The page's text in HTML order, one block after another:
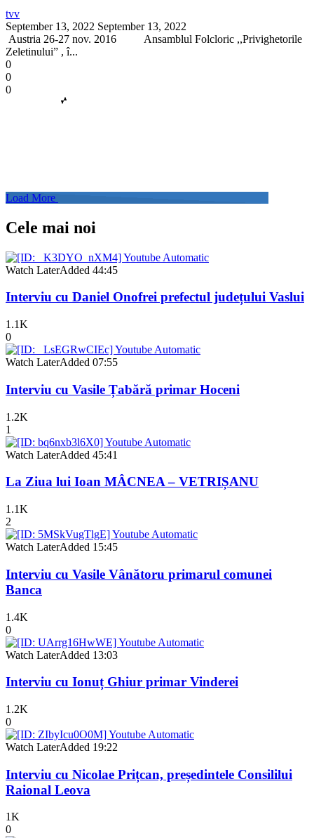
tvv
September 13, 2022 September 13, 2022
Austria 26-27 nov. 2016 Ansamblul Folcloric ,,Privighetorile
Zeletinului” , î...
0
0
0
Load More
Cele mai noi
Watch LaterAdded 44:45
Interviu cu Daniel Onofrei prefectul județului Vaslui
1.1K
0
Watch LaterAdded 07:55
Interviu cu Vasile Țabără primar Hoceni
1.2K
1
Watch LaterAdded 45:41
La Ziua lui Ioan MÂCNEA – VETRIȘANU
1.1K
2
Watch LaterAdded 15:45
Interviu cu Vasile Vânătoru primarul comunei
Banca
1.4K
0
Watch LaterAdded 13:03
Interviu cu Ionuț Ghiur primar Vinderei
1.2K
0
Watch LaterAdded 19:22
Interviu cu Nicolae Prițcan, președintele Consililui
Raional Leova
1K
0